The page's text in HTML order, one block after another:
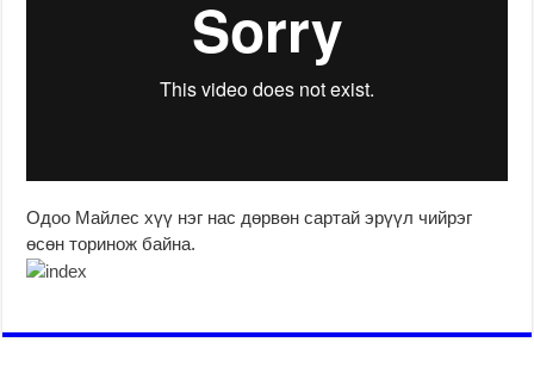
Одоо Майлес хүү нэг нас дөрвөн сартай эрүүл чийрэг
өсөн торинож байна.